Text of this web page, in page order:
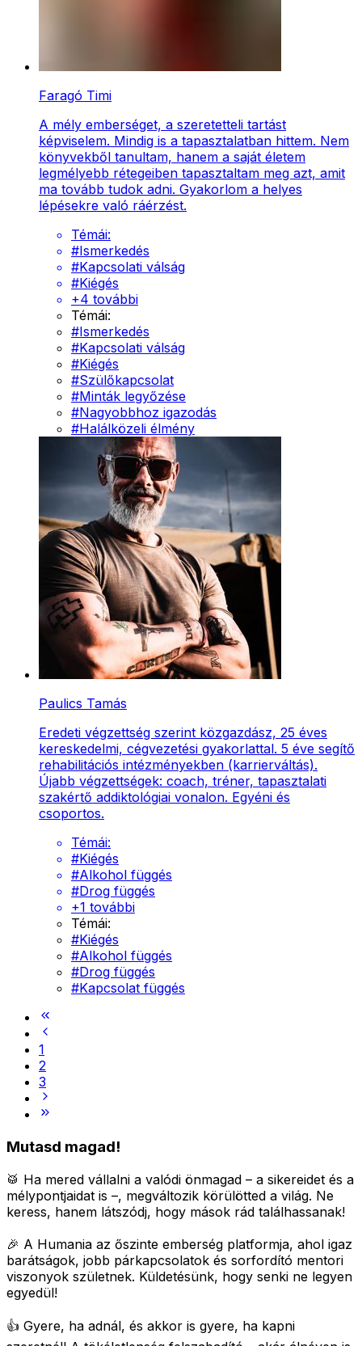
Faragó Timi
A mély emberséget, a szeretetteli tartást
képviselem. Mindig is a tapasztalatban hittem. Nem
könyvekből tanultam, hanem a saját életem
legmélyebb rétegeiben tapasztaltam meg azt, amit
ma tovább tudok adni. Gyakorlom a helyes
lépésekre való ráérzést.
Témái:
#Ismerkedés
#Kapcsolati válság
#Kiégés
+4 további
Témái:
#Ismerkedés
#Kapcsolati válság
#Kiégés
#Szülőkapcsolat
#Minták legyőzése
#Nagyobbhoz igazodás
#Halálközeli élmény
Paulics Tamás
Eredeti végzettség szerint közgazdász, 25 éves
kereskedelmi, cégvezetési gyakorlattal. 5 éve segítő
rehabilitációs intézményekben (karrierváltás).
Újabb végzettségek: coach, tréner, tapasztalati
szakértő addiktológiai vonalon. Egyéni és
csoportos.
Témái:
#Kiégés
#Alkohol függés
#Drog függés
+1 további
Témái:
#Kiégés
#Alkohol függés
#Drog függés
#Kapcsolat függés
1
2
3
Mutasd magad!
🥁 Ha mered vállalni a valódi önmagad – a sikereidet és a
mélypontjaidat is –, megváltozik körülötted a világ. Ne
keress, hanem látszódj, hogy mások rád találhassanak!
🎉 A Humania az őszinte emberség platformja, ahol igaz
barátságok, jobb párkapcsolatok és sorfordító mentori
viszonyok születnek. Küldetésünk, hogy senki ne legyen
egyedül!
👍 Gyere, ha adnál, és akkor is gyere, ha kapni